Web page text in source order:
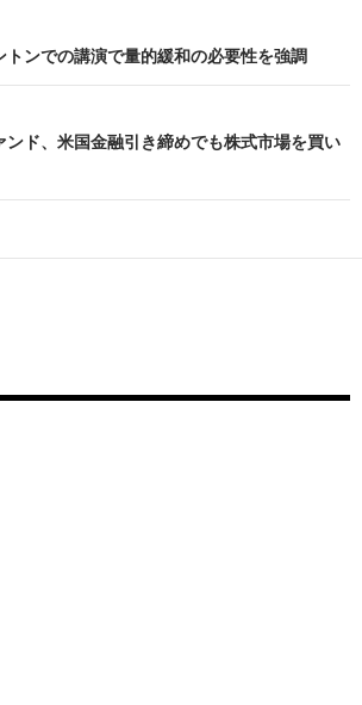
トンでの講演で量的緩和の必要性を強調
ンド、米国金融引き締めでも株式市場を買い